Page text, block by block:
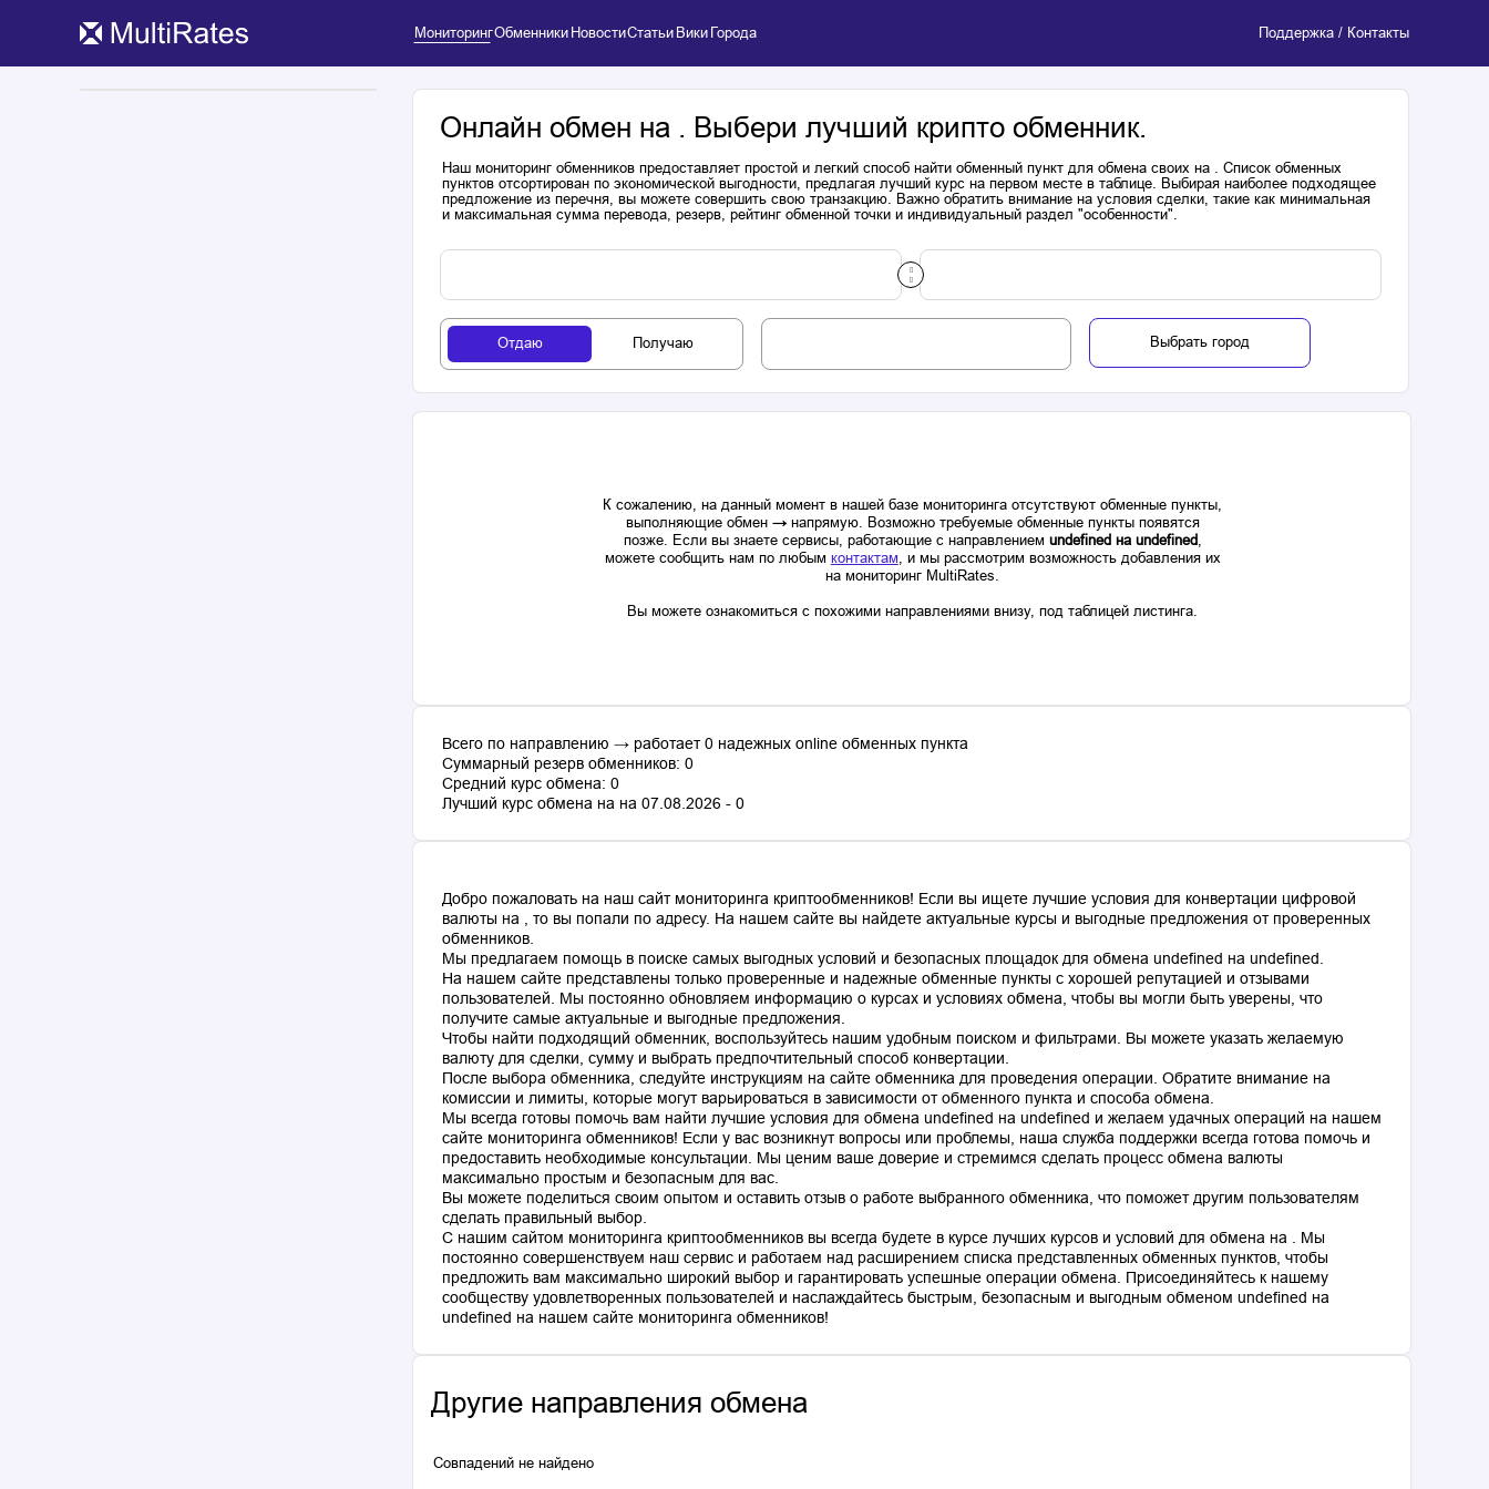
МониторингОбменники НовостиСтатьи Вики Города Поддержка / Контакты
Онлайн обмен на . Выбери лучший крипто обменник.
Наш мониторинг обменников предоставляет простой и легкий способ найти обменный пункт для обмена своих на . Список обменных
пунктов отсортирован по экономической выгодности, предлагая лучший курс на первом месте в таблице. Выбирая наиболее подходящее
предложение из перечня, вы можете совершить свою транзакцию. Важно обратить внимание на условия сделки, такие как минимальная
и максимальная сумма перевода, резерв, рейтинг обменной точки и индивидуальный раздел "особенности".
Отдаю Получаю Выбрать город
К сожалению, на данный момент в нашей базе мониторинга отсутствуют обменные пункты,
выполняющие обмен → напрямую. Возможно требуемые обменные пункты появятся
позже. Если вы знаете сервисы, работающие с направлением undefined на undefined,
можете сообщить нам по любым контактам, и мы рассмотрим возможность добавления их
на мониторинг MultiRates.
Вы можете ознакомиться с похожими направлениями внизу, под таблицей листинга.
Всего по направлению → работает 0 надежных online обменных пункта
Суммарный резерв обменников: 0
Средний курс обмена: 0
Лучший курс обмена на на 07.08.2026 - 0
Добро пожаловать на наш сайт мониторинга криптообменников! Если вы ищете лучшие условия для конвертации цифровой
валюты на , то вы попали по адресу. На нашем сайте вы найдете актуальные курсы и выгодные предложения от проверенных
обменников.
Мы предлагаем помощь в поиске самых выгодных условий и безопасных площадок для обмена undefined на undefined.
На нашем сайте представлены только проверенные и надежные обменные пункты с хорошей репутацией и отзывами
пользователей. Мы постоянно обновляем информацию о курсах и условиях обмена, чтобы вы могли быть уверены, что
получите самые актуальные и выгодные предложения.
Чтобы найти подходящий обменник, воспользуйтесь нашим удобным поиском и фильтрами. Вы можете указать желаемую
валюту для сделки, сумму и выбрать предпочтительный способ конвертации.
После выбора обменника, следуйте инструкциям на сайте обменника для проведения операции. Обратите внимание на
комиссии и лимиты, которые могут варьироваться в зависимости от обменного пункта и способа обмена.
Мы всегда готовы помочь вам найти лучшие условия для обмена undefined на undefined и желаем удачных операций на нашем
сайте мониторинга обменников! Если у вас возникнут вопросы или проблемы, наша служба поддержки всегда готова помочь и
предоставить необходимые консультации. Мы ценим ваше доверие и стремимся сделать процесс обмена валюты
максимально простым и безопасным для вас.
Вы можете поделиться своим опытом и оставить отзыв о работе выбранного обменника, что поможет другим пользователям
сделать правильный выбор.
С нашим сайтом мониторинга криптообменников вы всегда будете в курсе лучших курсов и условий для обмена на . Мы
постоянно совершенствуем наш сервис и работаем над расширением списка представленных обменных пунктов, чтобы
предложить вам максимально широкий выбор и гарантировать успешные операции обмена. Присоединяйтесь к нашему
сообществу удовлетворенных пользователей и наслаждайтесь быстрым, безопасным и выгодным обменом undefined на
Другие направления обмена
Совпадений не найдено